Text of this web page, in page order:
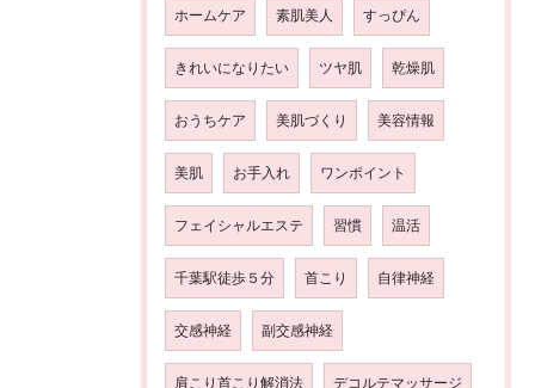
ホームケア 素肌美人 すっぴん
きれいになりたい ツヤ肌 乾燥肌
おうちケア 美肌づくり 美容情報
美肌 お手入れ ワンポイント
フェイシャルエステ 習慣 温活
千葉駅徒歩５分 首こり 自律神経
交感神経 副交感神経
肩こり首こり解消法 デコルテマッサージ